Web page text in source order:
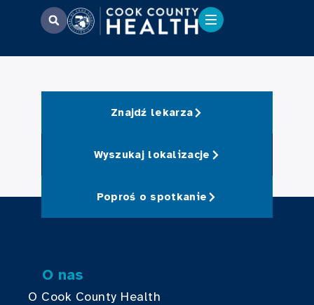
Znajdź lekarza
Wyszukaj lokalizacje
Poproś o spotkanie
O nas
O Cook County Health